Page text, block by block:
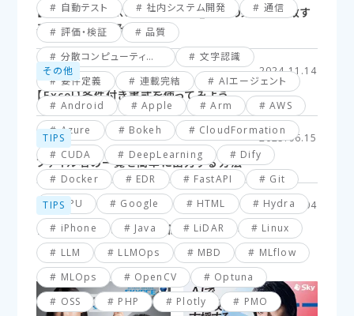
自動テスト
社内システム開発
通信
評価・検証
品質
分散コンピューティング
文字認識
要件定義
連載完結
AIエージェント
Android
Apple Arm
AWS
Azure
Bokeh
CloudFormation
CUDA
DeepLearning
Dify
Docker
EDR FastAPI
Git
GPU
Google HTML
Hydra
iPhone
Java LiDAR
Linux
LLM
LLMOps MBD
MLflow
MLOps
OpenCV
Optuna
OSS
PHP Plotly
PMO
【Excel】XLOOKUP関数応用編_複数の条件に一致す
るセルを探してみよう！
その他 2024.11.14
【Excel】条件付き書式を使ってみよう
TIPS 2025.06.15
ファイル名の一覧を簡単に出力する方法
TIPS 2025.03.04
【VBA】最終行と最終列を簡単に取得する方法